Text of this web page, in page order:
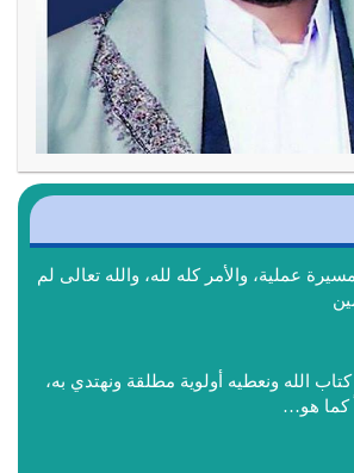
عملية، والأمر كله لله، والله تعالى لم
الله ونعطيه أولوية مطلقة ونهتدي به،
كما هو…